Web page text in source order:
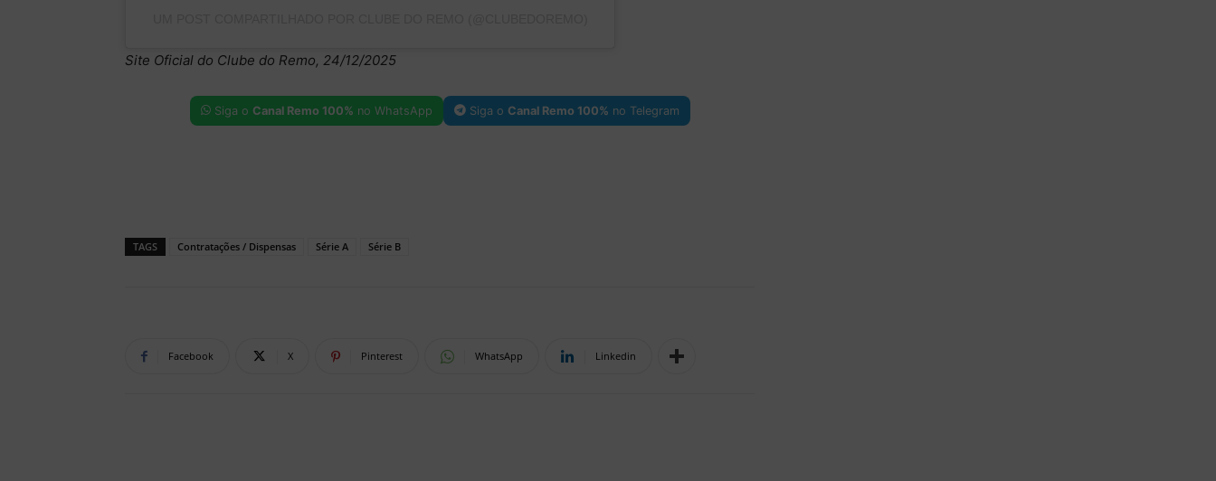
Site Oficial do Clube do Remo, 24/12/2025
Siga o Canal Remo 100% no WhatsApp Siga o Canal Remo 100% no Telegram
TAGS Contratações / Dispensas Série A Série B
Facebook X Pinterest WhatsApp Linkedin